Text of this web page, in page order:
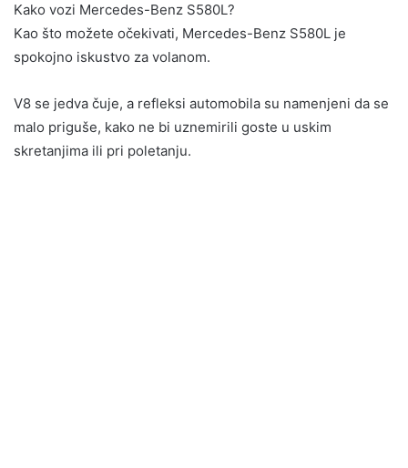
Kako vozi Mercedes-Benz S580L?
Kao što možete očekivati, Mercedes-Benz S580L je
spokojno iskustvo za volanom.
V8 se jedva čuje, a refleksi automobila su namenjeni da se
malo priguše, kako ne bi uznemirili goste u uskim
skretanjima ili pri poletanju.